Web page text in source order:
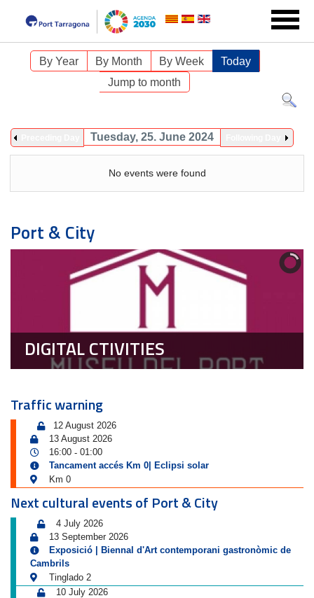
By Year By Month By Week
Today
Jump to month
Tuesday, 25. June 2024
No events were found
Port & City
DIGITAL CTIVITIES
Traffic warning
12 August 2026
13 August 2026
16:00 - 01:00
Tancament accés Km 0| Eclipsi solar
Km 0
Next cultural events of Port & City
4 July 2026
13 September 2026
Exposició | Biennal d'Art contemporani gastronòmic de
Cambrils
Tinglado 2
10 July 2026